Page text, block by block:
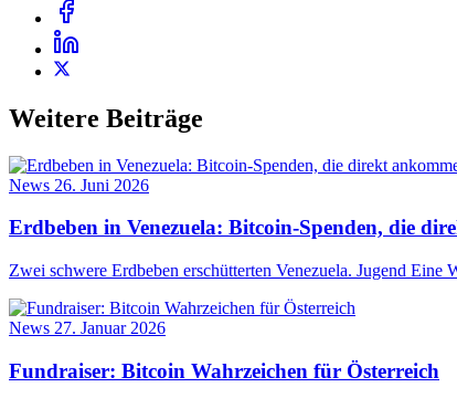
Weitere Beiträge
News 26. Juni 2026
Erdbeben in Venezuela: Bitcoin-Spenden, die
Zwei schwere Erdbeben erschütterten Venezuela. Jugend
News 27. Januar 2026
Fundraiser: Bitcoin Wahrzeichen für Österreich